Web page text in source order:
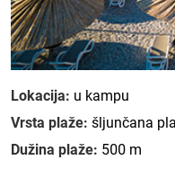
Lokacija: u kampu
Vrsta plaže: šljunčana
Dužina plaže: 500 m